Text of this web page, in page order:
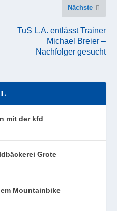
Nächste
TuS L.A. entlässt Trainer
Michael Breier –
Nachfolger gesucht
mit der kfd
Grote
Mountainbike